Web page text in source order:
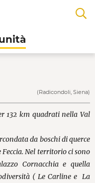
(Radicondoli, Siena)
132 km quadrati nella Val
da boschi di querce
Nel territorio ci sono
Cornacchia e quella
( Le Carline e La